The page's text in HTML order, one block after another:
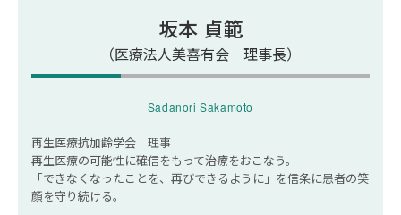
半月板損傷を早く治す方法はリハビリテーション
半月板損傷を早く治す方法に関するよくある質問
半月板損傷とはどのような病気ですか？
半月板損傷の主な原因は何ですか？
半月板損傷は自然に治りますか？
半月板手術後のリハビリ期間はどれくらいで
坂本 貞範
（医療法人美喜有会 理事長）
Sadanori Sakamoto
再生医療抗加齢学会 理事
再生医療の可能性に確信をもって治療をおこなう。
「できなくなったことを、再びできるように」を信条に患者の笑
顔を守り続ける。